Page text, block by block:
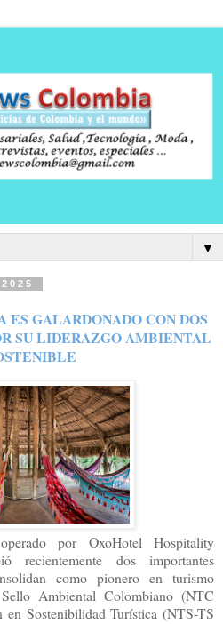
▼
ES GALARDONADO CON DOS
SU LIDERAZGO AMBIENTAL
por OxoHotel Hospitality
recientemente dos importantes
como pionero en turismo
Ambiental Colombiano (NTC
Sostenibilidad Turística (NTS-TS